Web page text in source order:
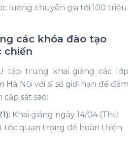
lương chuyên gia tới 100 triệu
các khóa đào tạo
chiến
tập trung khai giảng các lớp
Nội với sĩ số giới hạn để đảm
sát sao:
Khai giảng ngày 14/04 (Thứ
tốc quan trọng để hoàn thiện